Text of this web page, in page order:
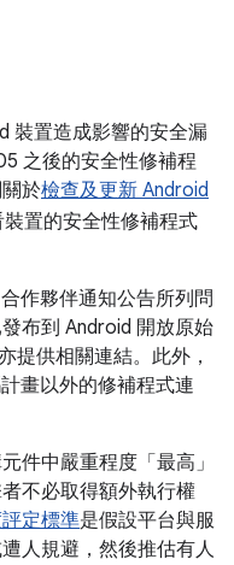
裝置造成影響的安全漏
之後的安全性修補程
於檢查及更新 Android
置的安全性修補程式
作夥伴通知公告所列問
布到 Android 開放原始
提供相關連結。此外，
畫以外的修補程式連
件中嚴重程度「最高」
不必取得額外執行權
定標準是假設平台與服
人規避，然後推估有人